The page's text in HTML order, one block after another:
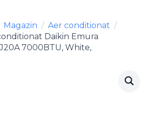
Magazin
Aer conditionat
Daikin Emura
7000BTU, White,